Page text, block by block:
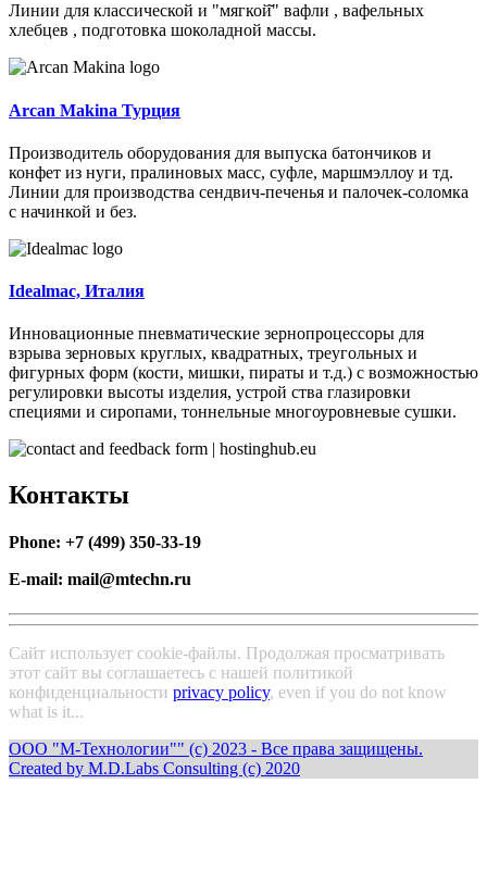
Линии для классической и "мягкой̆" вафли , вафельных
хлебцев , подготовка шоколадной массы.
Arcan Makina Турция
Производитель оборудования для выпуска батончиков и
конфет из нуги, пралиновых масс, суфле, маршмэллоу и тд.
Линии для производства сендвич-печенья и палочек-соломка
с начинкой и без.
Idealmac, Италия
Инновационные пневматические зернопроцессоры для
взрыва зерновых круглых, квадратных, треугольных и
фигурных форм (кости, мишки, пираты и т.д.) с возможностью
регулировки высоты изделия, устрой ства глазировки
специями и сиропами, тоннельные многоуровневые сушки.
Контакты
Phone: +7 (499) 350-33-19
E-mail: mail@mtechn.ru
Сайт использует cookie-файлы. Продолжая просматривать
этот сайт вы соглашаетесь с нашей политикой
конфиденциальности privacy policy, even if you do not know
what is it...
OOO "М-Технологии"" (c) 2023 - Все права защищены.
Created by M.D.Labs Consulting (c) 2020